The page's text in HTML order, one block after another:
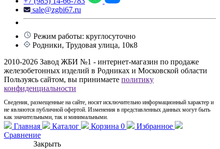
sale@zgbi67.ru
Режим работы: круглосуточно
Родники, Трудовая улица, 10к8
2010-2026 Завод ЖБИ №1 - интернет-магазин по продаже
железобетонных изделий в Родниках и Московской области
Пользуясь сайтом, вы принимаете политику
конфиденциальности
Сведения, размещенные на сайте, носят исключительно информационный характер и
не являются публичной офертой. Изменения в представленных данных могут быть
как значительными, так и минимальными.
Главная Каталог Корзина 0
Избранное
Сравнение
Закрыть